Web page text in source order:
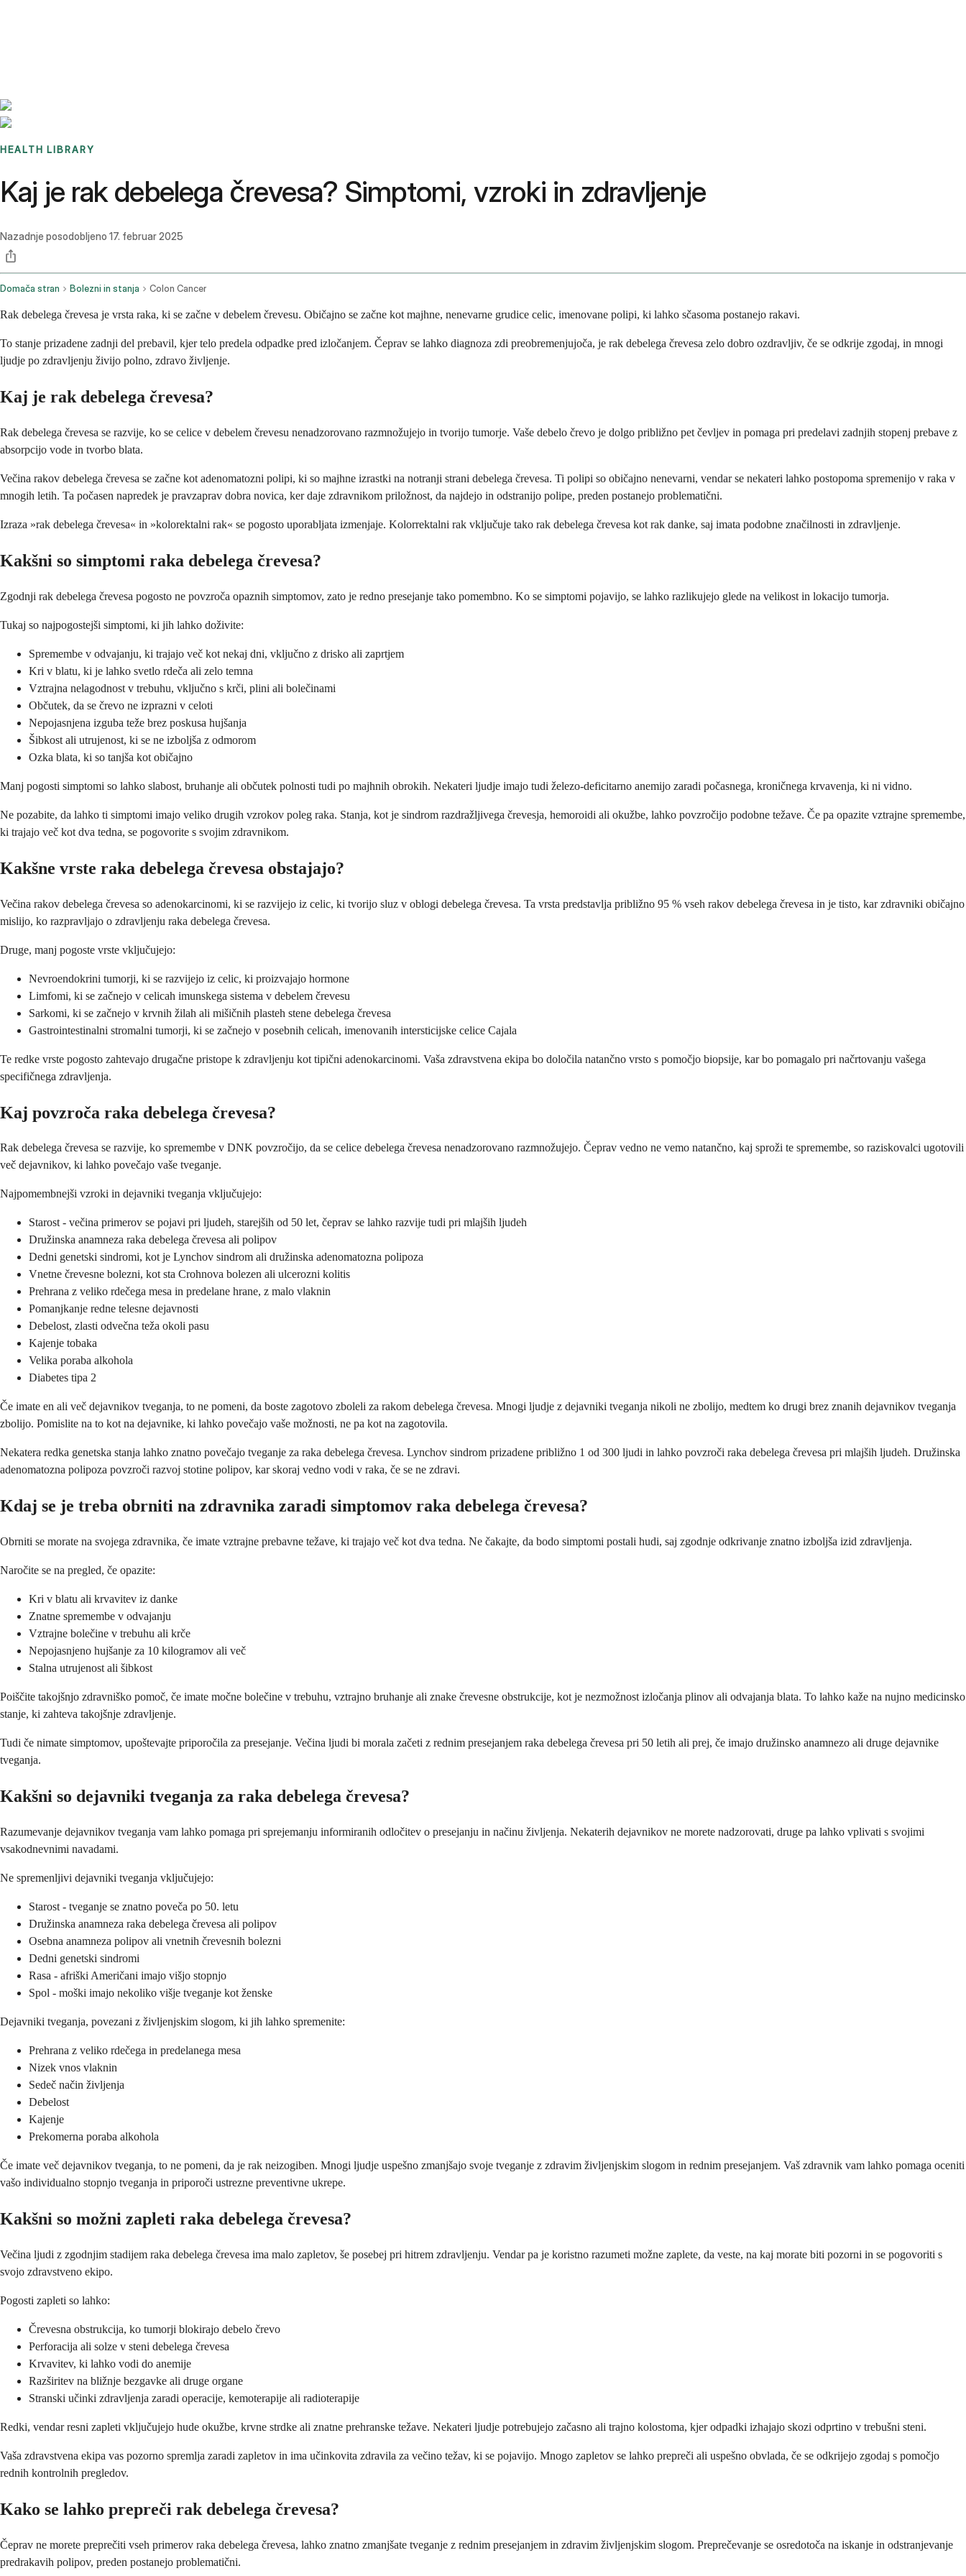
HEALTH LIBRARY
Kaj je rak debelega črevesa? Simptomi, vzroki in zdravljenje
Nazadnje posodobljeno 17. februar 2025
Domača stran Bolezni in stanja Colon Cancer
Rak debelega črevesa je vrsta raka, ki se začne v debelem črevesu. Običajno se začne kot majhne, nenevarne grudice celic, imenovane polipi, ki lahko sčasoma postanejo rakavi.
To stanje prizadene zadnji del prebavil, kjer telo predela odpadke pred izločanjem. Čeprav se lahko diagnoza zdi preobremenjujoča, je rak debelega črevesa zelo dobro ozdravljiv, če se odkrije zgodaj, in mnogi
ljudje po zdravljenju živijo polno, zdravo življenje.
Kaj je rak debelega črevesa?
Rak debelega črevesa se razvije, ko se celice v debelem črevesu nenadzorovano razmnožujejo in tvorijo tumorje. Vaše debelo črevo je dolgo približno pet čevljev in pomaga pri predelavi zadnjih stopenj prebave z
absorpcijo vode in tvorbo blata.
Večina rakov debelega črevesa se začne kot adenomatozni polipi, ki so majhne izrastki na notranji strani debelega črevesa. Ti polipi so običajno nenevarni, vendar se nekateri lahko postopoma spremenijo v raka v
mnogih letih. Ta počasen napredek je pravzaprav dobra novica, ker daje zdravnikom priložnost, da najdejo in odstranijo polipe, preden postanejo problematični.
Izraza »rak debelega črevesa« in »kolorektalni rak« se pogosto uporabljata izmenjaje. Kolorrektalni rak vključuje tako rak debelega črevesa kot rak danke, saj imata podobne značilnosti in zdravljenje.
Kakšni so simptomi raka debelega črevesa?
Zgodnji rak debelega črevesa pogosto ne povzroča opaznih simptomov, zato je redno presejanje tako pomembno. Ko se simptomi pojavijo, se lahko razlikujejo glede na velikost in lokacijo tumorja.
Tukaj so najpogostejši simptomi, ki jih lahko doživite:
Spremembe v odvajanju, ki trajajo več kot nekaj dni, vključno z drisko ali zaprtjem
Kri v blatu, ki je lahko svetlo rdeča ali zelo temna
Vztrajna nelagodnost v trebuhu, vključno s krči, plini ali bolečinami
Občutek, da se črevo ne izprazni v celoti
Nepojasnjena izguba teže brez poskusa hujšanja
Šibkost ali utrujenost, ki se ne izboljša z odmorom
Ozka blata, ki so tanjša kot običajno
Manj pogosti simptomi so lahko slabost, bruhanje ali občutek polnosti tudi po majhnih obrokih. Nekateri ljudje imajo tudi železo-deficitarno anemijo zaradi počasnega, kroničnega krvavenja, ki ni vidno.
Ne pozabite, da lahko ti simptomi imajo veliko drugih vzrokov poleg raka. Stanja, kot je sindrom razdražljivega črevesja, hemoroidi ali okužbe, lahko povzročijo podobne težave. Če pa opazite vztrajne spremembe,
ki trajajo več kot dva tedna, se pogovorite s svojim zdravnikom.
Kakšne vrste raka debelega črevesa obstajajo?
Večina rakov debelega črevesa so adenokarcinomi, ki se razvijejo iz celic, ki tvorijo sluz v oblogi debelega črevesa. Ta vrsta predstavlja približno 95 % vseh rakov debelega črevesa in je tisto, kar zdravniki običajno
mislijo, ko razpravljajo o zdravljenju raka debelega črevesa.
Druge, manj pogoste vrste vključujejo:
Nevroendokrini tumorji, ki se razvijejo iz celic, ki proizvajajo hormone
Limfomi, ki se začnejo v celicah imunskega sistema v debelem črevesu
Sarkomi, ki se začnejo v krvnih žilah ali mišičnih plasteh stene debelega črevesa
Gastrointestinalni stromalni tumorji, ki se začnejo v posebnih celicah, imenovanih intersticijske celice Cajala
Te redke vrste pogosto zahtevajo drugačne pristope k zdravljenju kot tipični adenokarcinomi. Vaša zdravstvena ekipa bo določila natančno vrsto s pomočjo biopsije, kar bo pomagalo pri načrtovanju vašega
specifičnega zdravljenja.
Kaj povzroča raka debelega črevesa?
Rak debelega črevesa se razvije, ko spremembe v DNK povzročijo, da se celice debelega črevesa nenadzorovano razmnožujejo. Čeprav vedno ne vemo natančno, kaj sproži te spremembe, so raziskovalci ugotovili
več dejavnikov, ki lahko povečajo vaše tveganje.
Najpomembnejši vzroki in dejavniki tveganja vključujejo:
Starost - večina primerov se pojavi pri ljudeh, starejših od 50 let, čeprav se lahko razvije tudi pri mlajših ljudeh
Družinska anamneza raka debelega črevesa ali polipov
Dedni genetski sindromi, kot je Lynchov sindrom ali družinska adenomatozna polipoza
Vnetne črevesne bolezni, kot sta Crohnova bolezen ali ulcerozni kolitis
Prehrana z veliko rdečega mesa in predelane hrane, z malo vlaknin
Pomanjkanje redne telesne dejavnosti
Debelost, zlasti odvečna teža okoli pasu
Kajenje tobaka
Velika poraba alkohola
Diabetes tipa 2
Če imate en ali več dejavnikov tveganja, to ne pomeni, da boste zagotovo zboleli za rakom debelega črevesa. Mnogi ljudje z dejavniki tveganja nikoli ne zbolijo, medtem ko drugi brez znanih dejavnikov tveganja
zbolijo. Pomislite na to kot na dejavnike, ki lahko povečajo vaše možnosti, ne pa kot na zagotovila.
Nekatera redka genetska stanja lahko znatno povečajo tveganje za raka debelega črevesa. Lynchov sindrom prizadene približno 1 od 300 ljudi in lahko povzroči raka debelega črevesa pri mlajših ljudeh. Družinska
adenomatozna polipoza povzroči razvoj stotine polipov, kar skoraj vedno vodi v raka, če se ne zdravi.
Kdaj se je treba obrniti na zdravnika zaradi simptomov raka debelega črevesa?
Obrniti se morate na svojega zdravnika, če imate vztrajne prebavne težave, ki trajajo več kot dva tedna. Ne čakajte, da bodo simptomi postali hudi, saj zgodnje odkrivanje znatno izboljša izid zdravljenja.
Naročite se na pregled, če opazite:
Kri v blatu ali krvavitev iz danke
Znatne spremembe v odvajanju
Vztrajne bolečine v trebuhu ali krče
Nepojasnjeno hujšanje za 10 kilogramov ali več
Stalna utrujenost ali šibkost
Poiščite takojšnjo zdravniško pomoč, če imate močne bolečine v trebuhu, vztrajno bruhanje ali znake črevesne obstrukcije, kot je nezmožnost izločanja plinov ali odvajanja blata. To lahko kaže na nujno medicinsko
stanje, ki zahteva takojšnje zdravljenje.
Tudi če nimate simptomov, upoštevajte priporočila za presejanje. Večina ljudi bi morala začeti z rednim presejanjem raka debelega črevesa pri 50 letih ali prej, če imajo družinsko anamnezo ali druge dejavnike
tveganja.
Kakšni so dejavniki tveganja za raka debelega črevesa?
Razumevanje dejavnikov tveganja vam lahko pomaga pri sprejemanju informiranih odločitev o presejanju in načinu življenja. Nekaterih dejavnikov ne morete nadzorovati, druge pa lahko vplivati s svojimi
vsakodnevnimi navadami.
Ne spremenljivi dejavniki tveganja vključujejo:
Starost - tveganje se znatno poveča po 50. letu
Družinska anamneza raka debelega črevesa ali polipov
Osebna anamneza polipov ali vnetnih črevesnih bolezni
Dedni genetski sindromi
Rasa - afriški Američani imajo višjo stopnjo
Spol - moški imajo nekoliko višje tveganje kot ženske
Dejavniki tveganja, povezani z življenjskim slogom, ki jih lahko spremenite:
Prehrana z veliko rdečega in predelanega mesa
Nizek vnos vlaknin
Sedeč način življenja
Debelost
Kajenje
Prekomerna poraba alkohola
Če imate več dejavnikov tveganja, to ne pomeni, da je rak neizogiben. Mnogi ljudje uspešno zmanjšajo svoje tveganje z zdravim življenjskim slogom in rednim presejanjem. Vaš zdravnik vam lahko pomaga oceniti
vašo individualno stopnjo tveganja in priporoči ustrezne preventivne ukrepe.
Kakšni so možni zapleti raka debelega črevesa?
Večina ljudi z zgodnjim stadijem raka debelega črevesa ima malo zapletov, še posebej pri hitrem zdravljenju. Vendar pa je koristno razumeti možne zaplete, da veste, na kaj morate biti pozorni in se pogovoriti s
svojo zdravstveno ekipo.
Pogosti zapleti so lahko:
Črevesna obstrukcija, ko tumorji blokirajo debelo črevo
Perforacija ali solze v steni debelega črevesa
Krvavitev, ki lahko vodi do anemije
Razširitev na bližnje bezgavke ali druge organe
Stranski učinki zdravljenja zaradi operacije, kemoterapije ali radioterapije
Redki, vendar resni zapleti vključujejo hude okužbe, krvne strdke ali znatne prehranske težave. Nekateri ljudje potrebujejo začasno ali trajno kolostoma, kjer odpadki izhajajo skozi odprtino v trebušni steni.
Vaša zdravstvena ekipa vas pozorno spremlja zaradi zapletov in ima učinkovita zdravila za večino težav, ki se pojavijo. Mnogo zapletov se lahko prepreči ali uspešno obvlada, če se odkrijejo zgodaj s pomočjo
rednih kontrolnih pregledov.
Kako se lahko prepreči rak debelega črevesa?
Čeprav ne morete preprečiti vseh primerov raka debelega črevesa, lahko znatno zmanjšate tveganje z rednim presejanjem in zdravim življenjskim slogom. Preprečevanje se osredotoča na iskanje in odstranjevanje
predrakavih polipov, preden postanejo problematični.